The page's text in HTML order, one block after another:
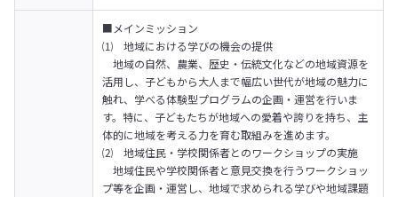
■メインミッション
⑴　地域における学びの機会の提供
地域の自然、農業、歴史・伝統文化などの地域資源を
活用し、子どもから大人まで幅広い世代が地域の魅力に
触れ、学べる体験型プログラムの企画・運営を行いま
す。特に、子どもたちが地域への愛着や誇りを持ち、主
体的に地域を考える力を育む取組みを進めます。
⑵　地域住民・学校関係者とのワークショップの実施
地域住民や学校関係者と意見交換を行うワークショッ
プ等を企画・運営し、地域で求められる学びや地域課題